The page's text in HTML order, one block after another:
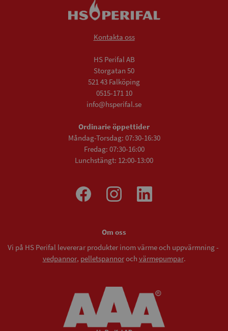
Kontakta oss
HS Perifal AB
Storgatan 50
521 43 Falköping
0515-171 10
info@hsperifal.se
Ordinarie öppettider
Måndag-Torsdag: 07:30-16:30
Fredag: 07:30-16:00
Lunchstängt: 12:00-13:00
Om oss
Vi på HS Perifal levererar produkter inom värme och uppvärmning -
vedpannor, pelletspannoroch värmepumpar.